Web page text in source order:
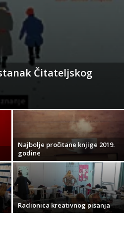
Čitateljskog
Najbolje pročitane knjige 2019.
godine
Radionica kreativnog pisanja